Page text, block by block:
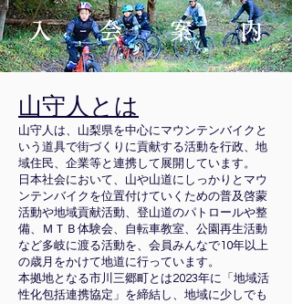
入 会 案 内
山守人とは
山守人は、山梨県を中心にマウンテンバイクと
いう道具で街づくりに貢献する活動を行政、地
域住民、企業等と連携して展開しています。
日本社会において、山や山道にしっかりとマウ
ンテンバイクを位置付けていくための普及啓蒙
活動や地域貢献活動、登山道のパトロールや整
備、ＭＴＢ体験会、自転車教室、公園再生活動
など多岐に渡る活動を、会員みんなで10年以上
の歳月をかけて地道に行っています。
本拠地となる市川三郷町とは2023年に「地域活
性化包括連携協定」を締結し、地域に少しでも